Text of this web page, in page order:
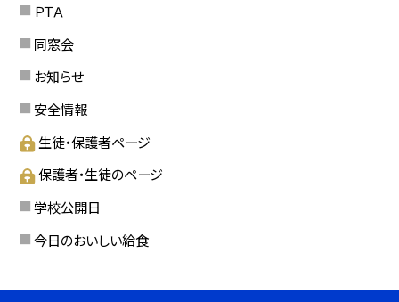
ＰＴＡ
同窓会
お知らせ
安全情報
生徒・保護者ページ
保護者・生徒のページ
学校公開日
今日のおいしい給食